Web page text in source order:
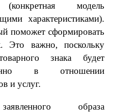
(конкретная модель
характеристиками).
поможет сформировать
Это важно, поскольку
знака будет
в отношении
и услуг.
образа